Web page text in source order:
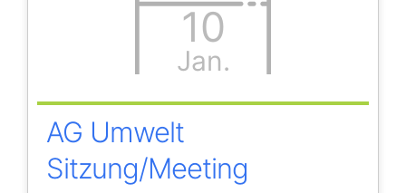
10
Jan.
AG Umwelt
Sitzung/Meeting